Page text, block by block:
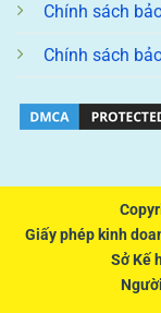
Chính sách
Chính sách
Giấy phép kinh
Sở Kế